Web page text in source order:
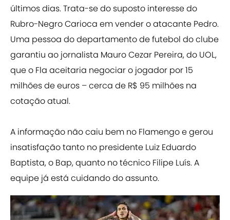
últimos dias. Trata-se do suposto interesse do
Rubro-Negro Carioca em vender o atacante Pedro.
Uma pessoa do departamento de futebol do clube
garantiu ao jornalista Mauro Cezar Pereira, do UOL,
que o Fla aceitaria negociar o jogador por 15
milhões de euros – cerca de R$ 95 milhões na
cotação atual.
A informação não caiu bem no Flamengo e gerou
insatisfação tanto no presidente Luiz Eduardo
Baptista, o Bap, quanto no técnico Filipe Luís. A
equipe já está cuidando do assunto.